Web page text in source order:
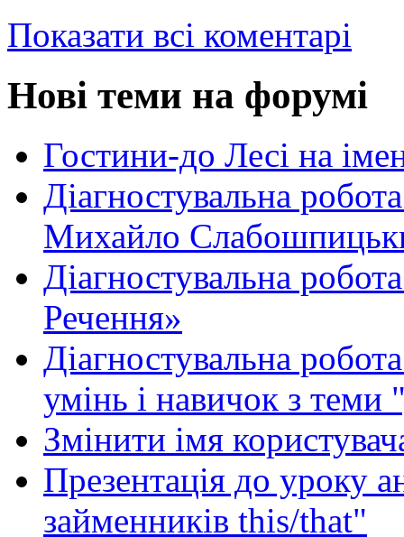
Показати всі коментарі
Нові теми на форумі
Гостини-до Лесі на
Діагностувальна
Михайло
Діагностувальна
Речення»
Діагностувальна
умінь і навичок з теми
Змінити імя
Презентація до уроку
займенників this/that"